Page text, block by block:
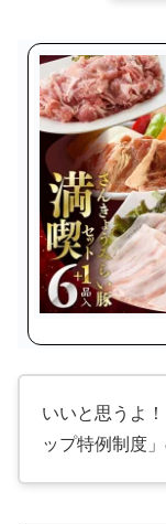
いいと思うよ
ップ特例制度